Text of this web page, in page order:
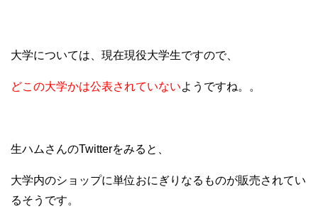
大学については、現在現役大学生ですので、
どこの大学かは公表されていないようですね。。
生ハムさんのTwitterをみると、
大学内のショップに単位おにぎりなるものが販売されてい
るそうです。